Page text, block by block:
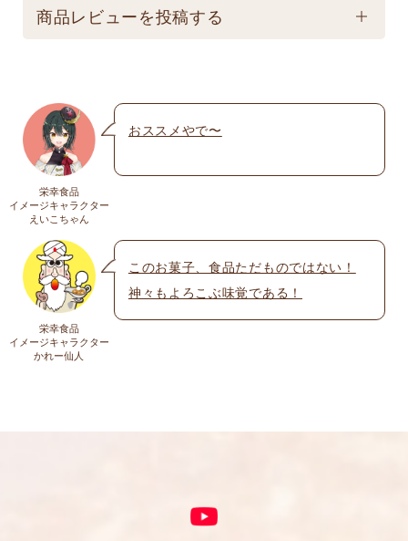
保存は避けてください。
配送方法
発送となります。 ☆画像はイメージとなり変更にな
る為現物を優先してください。 ※人気商品の為、急
遽完売になります。ご容赦下さい。
送料
送料についての詳細はこちら
商品レビューを投稿する
名前 ※
メール※
上に表示された文字を入力してください。
栄幸食品
イメージキャラクター
えいこちゃん
おススメやで〜
栄幸食品
イメージキャラクター
かれー仙人
このお菓子、食品ただものではない！
神々もよろこぶ味覚である！